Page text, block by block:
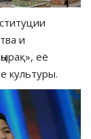
и
её
культуры.